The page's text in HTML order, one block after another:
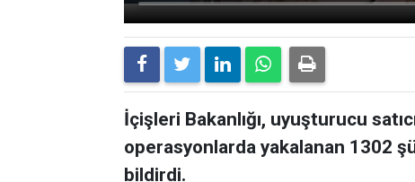
İçişleri Bakanlığı, uyuşturucu
operasyonlarda yakalanan 1302
bildirdi.